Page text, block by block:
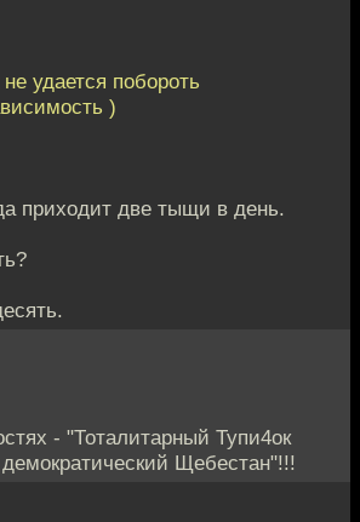
удается побороть
)
приходит две тыщи в день.
- "Тоталитарный Тупи4ок
Щебестан"!!!